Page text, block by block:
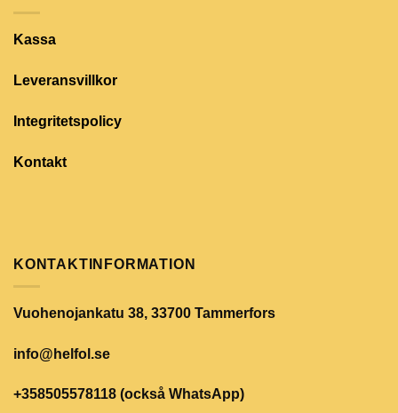
Kassa
Leveransvillkor
Integritetspolicy
Kontakt
KONTAKTINFORMATION
Vuohenojankatu 38, 33700 Tammerfors
info@helfol.se
+358505578118 (också WhatsApp)